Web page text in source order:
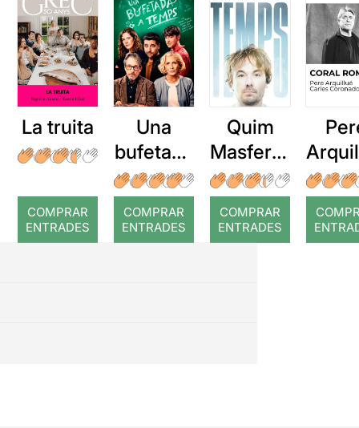
La truita
COMPRAR
ENTRADES
Una
bufetada
a temps
COMPRAR
ENTRADES
Quim
Masferre
r: Temps
COMPRAR
ENTRADES
: